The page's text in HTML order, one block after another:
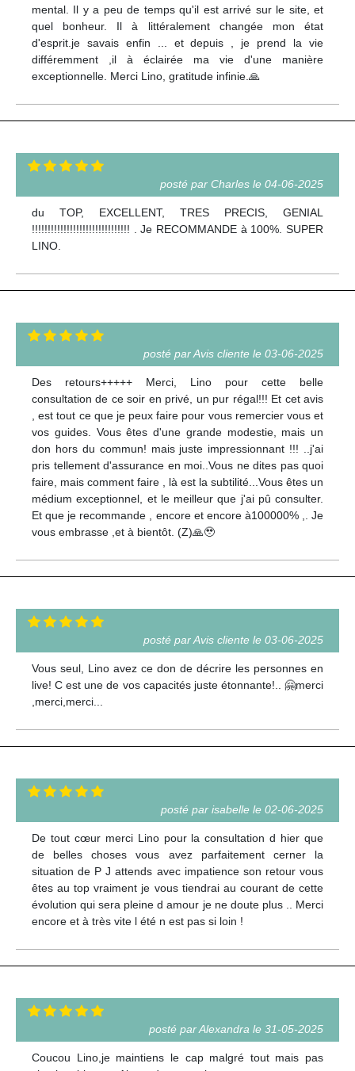
mental. Il y a peu de temps qu'il est arrivé sur le site, et
quel bonheur. Il à littéralement changée mon état
d'esprit.je savais enfin ... et depuis , je prend la vie
différemment ,il à éclairée ma vie d'une manière
exceptionnelle. Merci Lino, gratitude infinie.🙏
posté par Charles le 04-06-2025
du TOP, EXCELLENT, TRES PRECIS, GENIAL
!!!!!!!!!!!!!!!!!!!!!!!!!!!!!!! . Je RECOMMANDE à 100%. SUPER
LINO.
posté par Avis cliente le 03-06-2025
Des retours+++++ Merci, Lino pour cette belle
consultation de ce soir en privé, un pur régal!!! Et cet avis
, est tout ce que je peux faire pour vous remercier vous et
vos guides. Vous êtes d'une grande modestie, mais un
don hors du commun! mais juste impressionnant !!! ..j'ai
pris tellement d'assurance en moi..Vous ne dites pas quoi
faire, mais comment faire , là est la subtilité...Vous êtes un
médium exceptionnel, et le meilleur que j'ai pû consulter.
Et que je recommande , encore et encore à100000% ,. Je
vous embrasse ,et à bientôt. (Z)🙏🥹
posté par Avis cliente le 03-06-2025
Vous seul, Lino avez ce don de décrire les personnes en
live! C est une de vos capacités juste étonnante!.. 🤗merci
,merci,merci...
posté par isabelle le 02-06-2025
De tout cœur merci Lino pour la consultation d hier que
de belles choses vous avez parfaitement cerner la
situation de P J attends avec impatience son retour vous
êtes au top vraiment je vous tiendrai au courant de cette
évolution qui sera pleine d amour je ne doute plus .. Merci
encore et à très vite l été n est pas si loin !
posté par Alexandra le 31-05-2025
Coucou Lino,je maintiens le cap malgré tout mais pas